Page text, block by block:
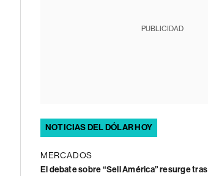
PUBLICIDAD
NOTICIAS DEL DÓLAR HOY
MERCADOS
El debate sobre “Sell América” resurge tras